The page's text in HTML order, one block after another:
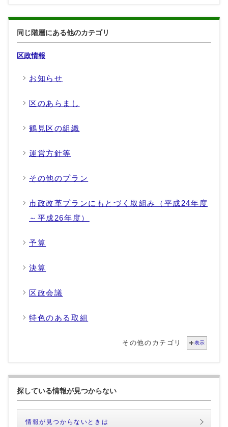
同じ階層にある他のカテゴリ
区政情報
お知らせ
区のあらまし
鶴見区の組織
運営方針等
その他のプラン
市政改革プランにもとづく取組み（平成24年度
～平成26年度）
予算
決算
区政会議
特色のある取組
その他のカテゴリ 表示
探している情報が見つからない
情報が見つからないときは